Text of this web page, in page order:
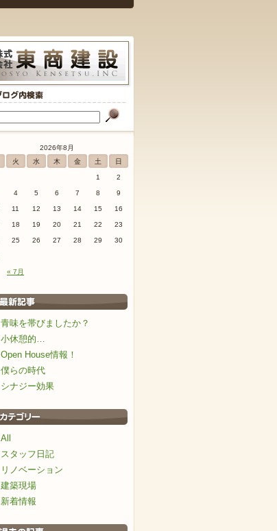
2026年8月
火 水 木 金 土 日
« 7月
1 2
4 5 6 7 8 9
11 12 13 14 15 16
18 19 20 21 22 23
25 26 27 28 29 30
青味を帯びましたか？
小休憩的…
Open House情報！
僕らの時代
シナジー効果
All
スタッフ日記
リノベーション
建築現場
新着情報